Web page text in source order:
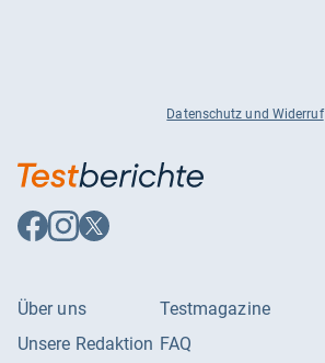
Datenschutz und Widerruf
Auf
Facebook
Auf
Instagram
Auf
X
Über uns
Unsere Redaktion
Testmagazine
FAQ